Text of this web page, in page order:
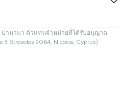
ปานามา ตัวแทนจำหน่ายที่ได้รับอนุญาต:
3 Strovolos 2064, Nicosia, Cyprus)